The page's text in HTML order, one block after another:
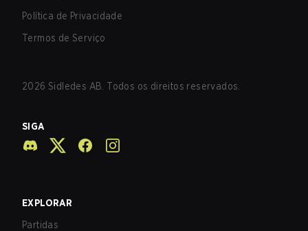
Política de Privacidade
Termos de Serviço
2026 Sidledes AB. Todos os direitos reservados.
SIGA
EXPLORAR
Partidas